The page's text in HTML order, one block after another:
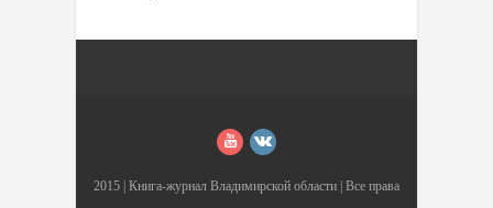
2015 | Книга-журнал Владимирской области | Все права